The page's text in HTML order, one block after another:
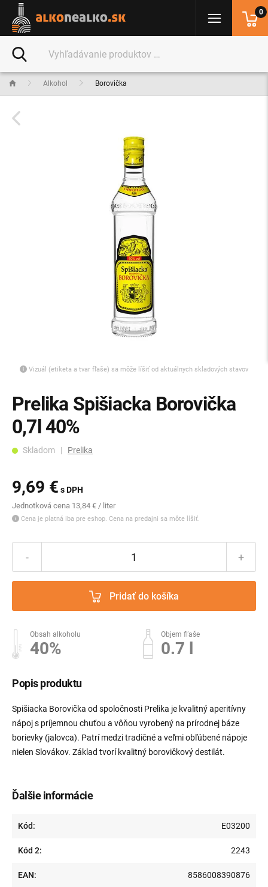
Alkohol Borovička
Vizuál (etiketa a tvar fľaše) sa môže líšiť od aktuálnych skladových stavov
Prelika Spišiacka Borovička
0,7l 40%
Skladom | Prelika
9,69 € s DPH
Jednotková cena 13,84 € / liter
Cena je platná iba pre eshop. Cena na predajni sa môte líšiť.
- +
Pridať do košíka
Obsah alkoholu
40%
Objem fľaše
0.7 l
Ďalšie informácie
Kód: E03200
Kód 2: 2243
EAN: 8586008390876
Popis produktu
Spišiacka Borovička od spoločnosti Prelika je kvalitný aperitívny
nápoj s príjemnou chuťou a vôňou vyrobený na prírodnej báze
borievky (jalovca). Patrí medzi tradičné a veľmi obľúbené nápoje
nielen Slovákov. Základ tvorí kvalitný borovičkový destilát.
0